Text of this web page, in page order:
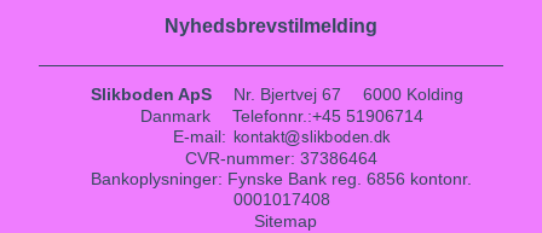
Nyhedsbrevstilmelding
Slikboden ApS Nr. Bjertvej 67
6000 Kolding
Danmark
Telefonnr. :+45 51906714
E-mail:
CVR-nummer: 37386464
Bankoplysninger: Fynske Bank reg. 6856 kontonr.
0001017408
Sitemap